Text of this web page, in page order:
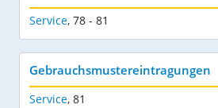
Service, 78 - 81
Gebrauchsmustereintragungen
Service, 81